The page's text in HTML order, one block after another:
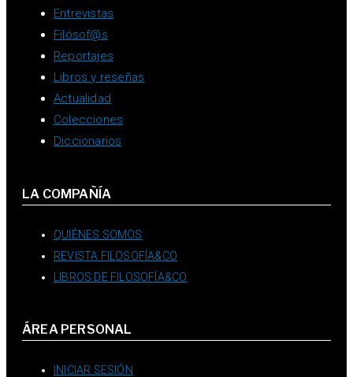
Entrevistas
Filósof@s
Reportajes
Libros y reseñas
Actualidad
Colecciones
Diccionarios
LA COMPAÑÍA
QUIÉNES SOMOS
REVISTA FILOSOFÍA&CO
LIBROS DE FILOSOFÍA&CO
ÁREA PERSONAL
INICIAR SESIÓN